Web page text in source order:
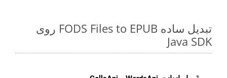
تبدیل ساده FODS Files to EPUB روی
Java SDK